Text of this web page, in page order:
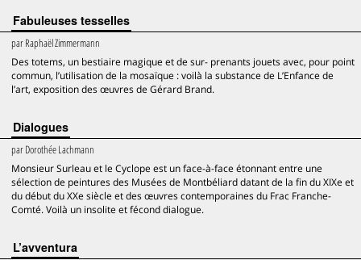
Fabuleuses tesselles
parRaphaël Zimmermann
Des totems, un bestiaire magique et de sur- prenants jouets avec, pour point
commun, l’utilisation de la mosaïque : voilà la substance de L’Enfance de
l’art, exposition des œuvres de Gérard Brand.
Dialogues
parDorothée Lachmann
Monsieur Surleau et le Cyclope est un face-à-face étonnant entre une
sélection de peintures des Musées de Montbéliard datant de la fin du XIXe et
du début du XXe siècle et des œuvres contemporaines du Frac Franche-
Comté. Voilà un insolite et fécond dialogue.
L’avventura